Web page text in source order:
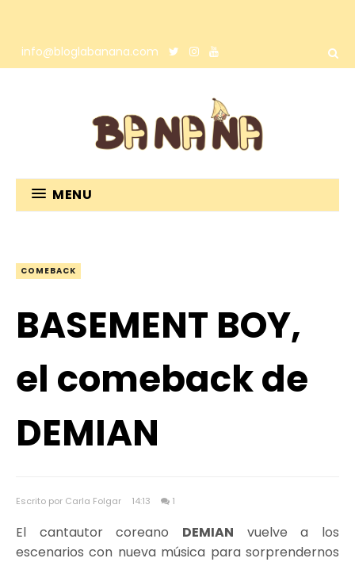
info@bloglabanana.com
MENU
COMEBACK
BASEMENT BOY,
el comeback de
DEMIAN
Escrito por Carla Folgar 14:13 1
El cantautor coreano DEMIAN vuelve a los
escenarios con nueva música para sorprendernos